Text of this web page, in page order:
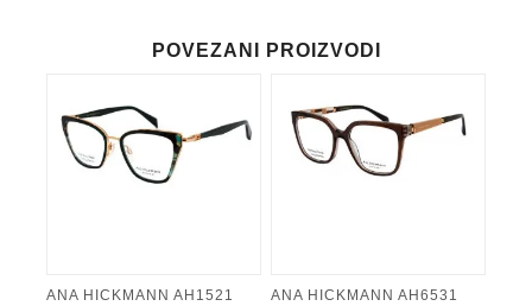
POVEZANI PROIZVODI
ANA HICKMANN AH1521
ANA HICKMANN AH6531